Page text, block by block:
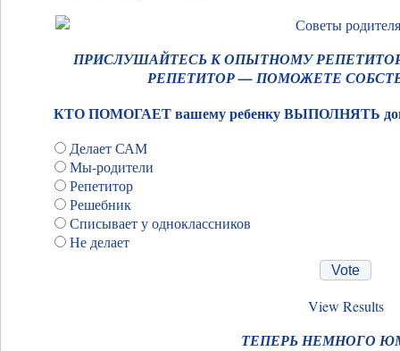
ПРИСЛУШАЙТЕСЬ К ОПЫТНОМУ
РЕПЕТИТОР — ПОМОЖЕТЕ
КТО ПОМОГАЕТ вашему ребенку ВЫПОЛНЯТЬ
Делает САМ
Мы-родители
Репетитор
Решебник
Списывает у одноклассников
Не делает
View Results
ТЕПЕРЬ НЕМНОГО